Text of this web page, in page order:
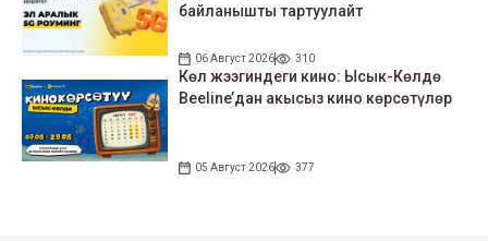
байланышты тартуулайт
06 Август 2026 310
Көл жээгиндеги кино: Ысык-Көлдө
Beeline’дан акысыз кино көрсөтүлөр
05 Август 2026 377